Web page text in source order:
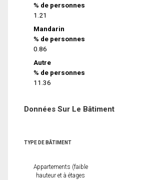
% de personnes
1.21
Mandarin
% de personnes
0.86
Autre
% de personnes
11.36
Données Sur Le Bâtiment
TYPE DE BÂTIMENT
Appartements (faible
hauteur et à étages